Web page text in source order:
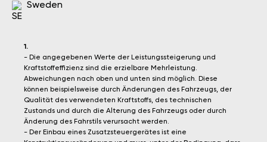
Sweden
1.
- Die angegebenen Werte der Leistungssteigerung und
Kraftstoffeffizienz sind die erzielbare Mehrleistung.
Abweichungen nach oben und unten sind möglich. Diese
können beispielsweise durch Änderungen des Fahrzeugs, der
Qualität des verwendeten Kraftstoffs, des technischen
Zustands und durch die Alterung des Fahrzeugs oder durch
Änderung des Fahrstils verursacht werden.
- Der Einbau eines Zusatzsteuergerätes ist eine